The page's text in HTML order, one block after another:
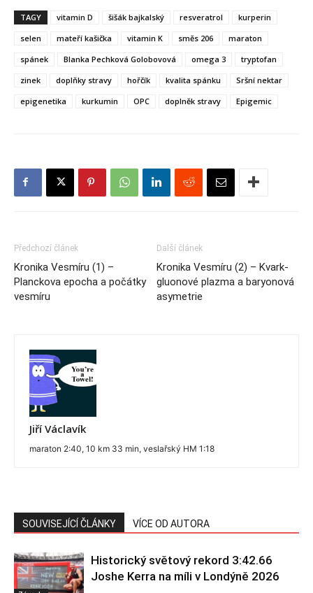
TAGY vitamin D šišák bajkalský resveratrol
kurperin
selen
mateří kašička vitamin K směs 206
maraton
spánek
Blanka Pechková Golobovová omega 3
tryptofan
zinek
doplňky stravy hořčík kvalita spánku
Sršní nektar
epigenetika
kurkumin OPC doplněk stravy Epigemic
Předchozí článek
Kronika Vesmíru (1) –
Planckova epocha a počátky
vesmíru
Další článek
Kronika Vesmíru (2) – Kvark-
gluonové plazma a baryonová
asymetrie
Jiří Václavík
maraton 2:40, 10 km 33 min, veslařský HM 1:18
SOUVISEJÍCÍ ČLÁNKY VÍCE OD AUTORA
Historický světový rekord 3:42.66
Joshe Kerra na míli v Londýně 2026